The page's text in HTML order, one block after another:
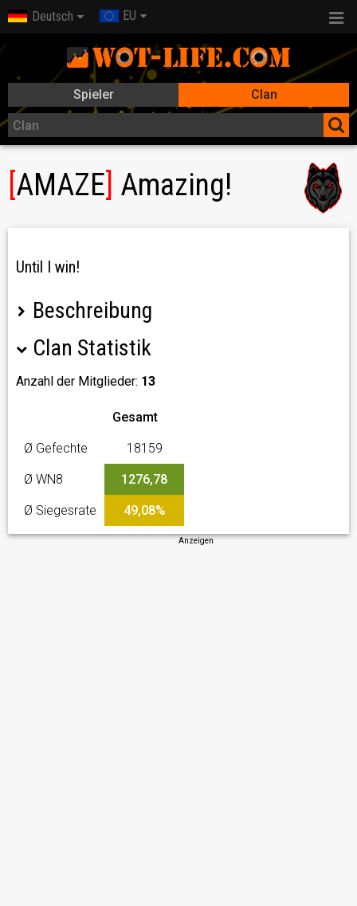
Deutsch EU
Spieler Clan
AMAZE Amazing!
Until I win!
Beschreibung
Clan Statistik
Anzahl der Mitglieder: 13
Gesamt
Ø Gefechte 18159
Ø WN8 1276,78
Ø Siegesrate 49,08%
Anzeigen